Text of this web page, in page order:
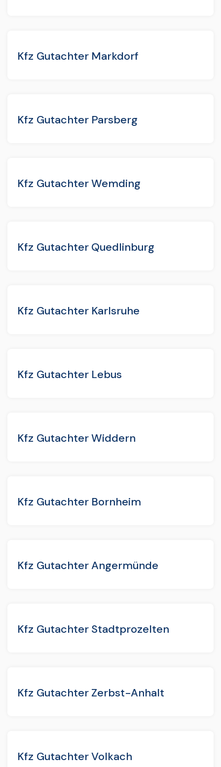
Kfz Gutachter Markdorf
Kfz Gutachter Parsberg
Kfz Gutachter Wemding
Kfz Gutachter Quedlinburg
Kfz Gutachter Karlsruhe
Kfz Gutachter Lebus
Kfz Gutachter Widdern
Kfz Gutachter Bornheim
Kfz Gutachter Angermünde
Kfz Gutachter Stadtprozelten
Kfz Gutachter Zerbst-Anhalt
Kfz Gutachter Volkach